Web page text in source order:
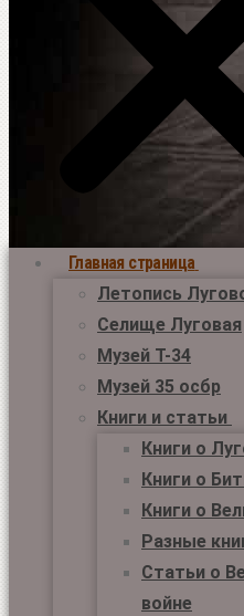
Главная страница
Летопись
Селище Луговая
Музей Т-34
Музей 35 осбр
Книги и статьи
Книги о
Книги о
Книги о
Разные
Статьи о
войне